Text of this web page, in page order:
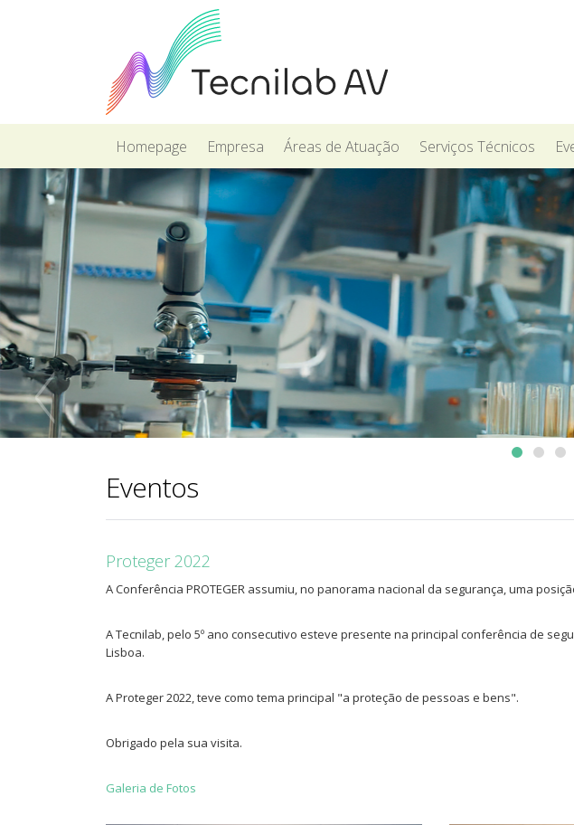
Homepage Empresa Áreas de Atuação Serviços Técnicos
Eventos
Proteger 2022
A Conferência PROTEGER assumiu, no panorama nacional da segurança, uma
A Tecnilab, pelo 5º ano consecutivo esteve presente na principal conferência de
Lisboa.
A Proteger 2022, teve como tema principal "a proteção de pessoas e bens".
Obrigado pela sua visita.
Galeria de Fotos